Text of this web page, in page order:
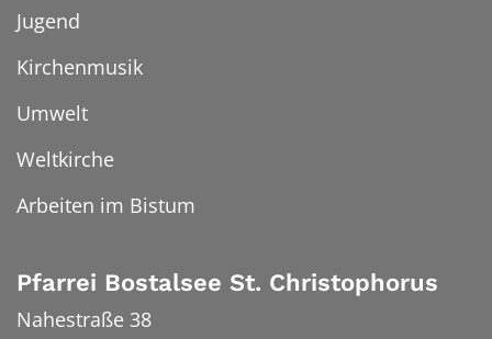
Jugend
Kirchenmusik
Umwelt
Weltkirche
Arbeiten im Bistum
Pfarrei Bostalsee St. Christophorus
Nahestraße 38